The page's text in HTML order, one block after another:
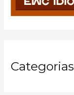
Categorias